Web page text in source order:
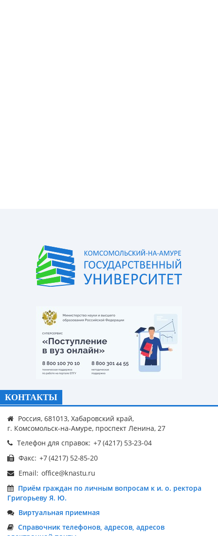
КОНТАКТЫ
Россия, 681013, Хабаровский край,
г. Комсомольск-на-Амуре, проспект Ленина, 27
Телефон для справок:
Факс:
Email:
Приём граждан по личным вопросам к и. о. ректора
Григорьеву Я. Ю.
Виртуальная приемная
Справочник телефонов, адресов, адресов